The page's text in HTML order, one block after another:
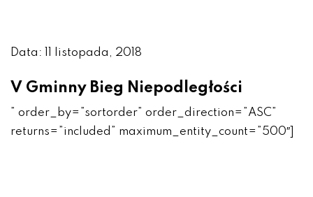
Data: 11 listopada, 2018
V Gminny Bieg Niepodległości
” order_by=”sortorder” order_direction=”ASC”
returns=”included” maximum_entity_count=”500″]